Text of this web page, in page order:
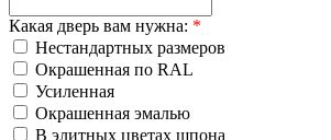
Какая дверь вам нужна: *
Нестандартных размеров
Окрашенная по RAL
Усиленная
Окрашенная эмалью
В элитных цветах шпона